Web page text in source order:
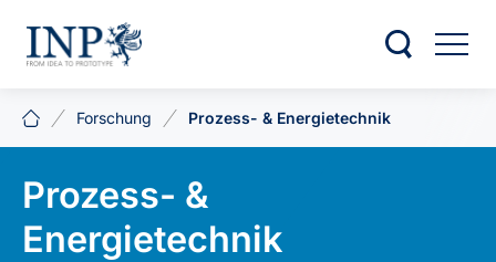
Forschung Prozess- & Energietechnik
Prozess- &
Energietechnik